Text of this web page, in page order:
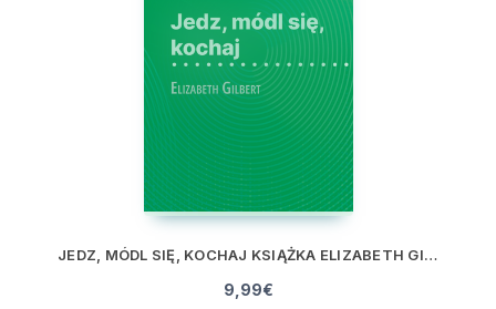
JEDZ, MÓDL SIĘ, KOCHAJ KSIĄŻKA ELIZABETH GILBERT (ANALIZA KSIĄŻKI)
9,99€